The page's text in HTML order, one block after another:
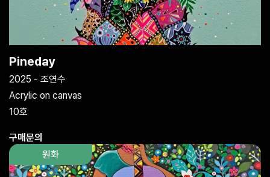
Pineday
2025 - 조연수
Acrylic on canvas
10호
구매문의
원화